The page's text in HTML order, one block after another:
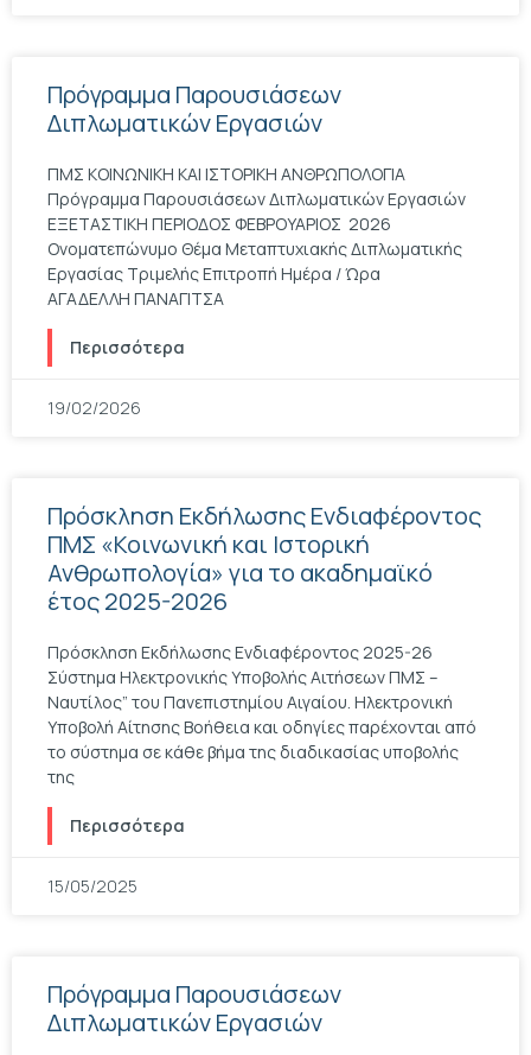
Πρόγραμμα Παρουσιάσεων
Διπλωματικών Εργασιών
ΠΜΣ ΚΟΙΝΩΝΙΚΗ ΚΑΙ ΙΣΤΟΡΙΚΗ ΑΝΘΡΩΠΟΛΟΓΙΑ
Πρόγραμμα Παρουσιάσεων Διπλωματικών Εργασιών
ΕΞΕΤΑΣΤΙΚΗ ΠΕΡΙΟΔΟΣ ΦΕΒΡΟΥΑΡΙΟΣ 2026
Ονοματεπώνυμο Θέμα Μεταπτυχιακής Διπλωματικής
Εργασίας Τριμελής Επιτροπή Ημέρα / Ώρα
ΑΓΑΔΕΛΛΗ ΠΑΝΑΓΙΤΣΑ
Περισσότερα
19/02/2026
Πρόσκληση Εκδήλωσης Ενδιαφέροντος
ΠΜΣ «Κοινωνική και Ιστορική
Ανθρωπολογία» για το ακαδημαϊκό
έτος 2025-2026
Πρόσκληση Εκδήλωσης Ενδιαφέροντος 2025-26
Σύστημα Ηλεκτρονικής Υποβολής Αιτήσεων ΠΜΣ –
Ναυτίλος” του Πανεπιστημίου Αιγαίου. Ηλεκτρονική
Υποβολή Αίτησης Βοήθεια και οδηγίες παρέχονται από
το σύστημα σε κάθε βήμα της διαδικασίας υποβολής
της
Περισσότερα
15/05/2025
Πρόγραμμα Παρουσιάσεων
Διπλωματικών Εργασιών